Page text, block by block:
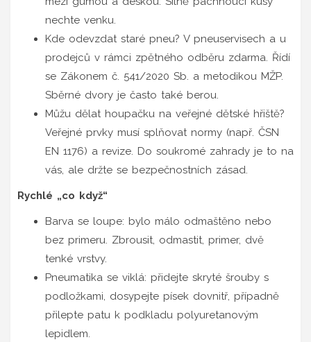
nechte venku.
Kde odevzdat staré pneu? V pneuservisech a u
prodejců v rámci zpětného odběru zdarma. Řídí
se Zákonem č. 541/2020 Sb. a metodikou MŽP.
Sběrné dvory je často také berou.
Můžu dělat houpačku na veřejné dětské hřiště?
Veřejné prvky musí splňovat normy (např. ČSN
EN 1176) a revize. Do soukromé zahrady je to na
vás, ale držte se bezpečnostních zásad.
Rychlé „co když“
Barva se loupe: bylo málo odmaštěno nebo
bez primeru. Zbrousit, odmastit, primer, dvě
tenké vrstvy.
Pneumatika se viklá: přidejte skryté šrouby s
podložkami, dosypejte písek dovnitř, případně
přilepte patu k podkladu polyuretanovým
lepidlem.